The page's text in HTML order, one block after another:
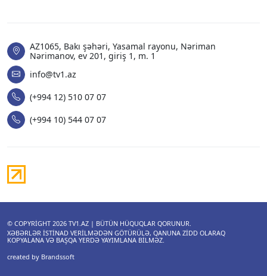
AZ1065, Bakı şəhəri, Yasamal rayonu, Nəriman
Nərimanov, ev 201, giriş 1, m. 1
info@tv1.az
(+994 12) 510 07 07
(+994 10) 544 07 07
© COPYRIGHT 2026 TV1.AZ | BÜTÜN HÜQUQLAR QORUNUR.
XƏBƏRLƏR ISTINAD VERILMƏDƏN GÖTÜRÜLƏ, QANUNA ZIDD OLARAQ
KOPYALANA VƏ BAŞQA YERDƏ YAYIMLANA BILMƏZ.
created by Brandssoft